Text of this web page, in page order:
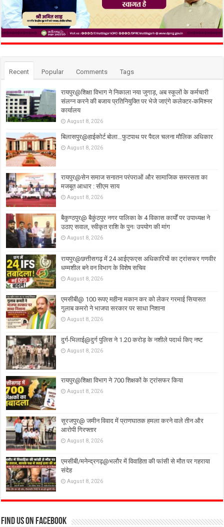
Recent Popular Comments Tags
रायपुर@शिक्षा विभाग ने निकाला नया जुगाड़, अब स्कूलों के कर्मचारी
संलग्न करने की बजाय प्रतिनियुक्ति पर भेजे जाएंगे कलेक्टर-कमिश्नर
कार्यालय
August 8, 2026
बिलासपुर@हाईकोर्ट बोला…फुटपाथ पर पैदल चलना मौलिक अधिकार
August 8, 2026
रायपुर@सेन समाज सनातन परंपराओं और सामाजिक समरसता का
मजबूत आधार : सीएम साय
August 8, 2026
बैकुण्ठपुर@ बैकुंठपुर नगर पालिका के 4 विकास कार्यों पर उपाध्यक्ष ने
उठाए सवाल, स्वीकृत राशि के पुनः उपयोग की मांग
August 8, 2026
रायपुर@छत्तीसगढ़ में 24 आईएफएस अधिकारियों का ट्रांसफर गणवीर
धम्मशील बने वन विभाग के विशेष सचिव
August 8, 2026
एमसीबी@ 100 रूपए महीना मकान कर को लेकर गरमाई सियासत
गुलाब कमरो ने भाजपा सरकार पर साधा निशाना
August 8, 2026
दुर्ग-भिलाई@दुर्ग पुलिस ने 1.20 करोड़ के नशीले पदार्थ किए नष्ट
August 8, 2026
रायपुर@शिक्षा विभाग ने 700 शिक्षकों के ट्रांसफर किया
August 8, 2026
सूरजपुर@ जमीन विवाद में प्राणघातक हमला करने वाले तीन और
आरोपी गिरफ्तार
August 8, 2026
एमसीबी/मनेन्द्रगढ़@भलौर में विवाहिता की फांसी से मौत पर गहराया
संदेह
August 8, 2026
Find us on Facebook